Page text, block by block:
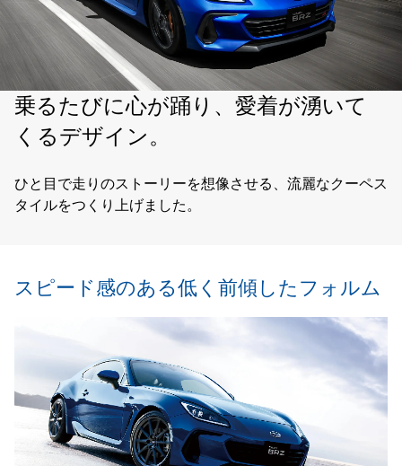
乗るたびに心が踊り、 愛着が湧いて
くるデザイン。
ひと目で走りのストーリーを想像させる、流麗なクーペス
タイルをつくり上げました。
スピード感のある低く前傾したフォルム